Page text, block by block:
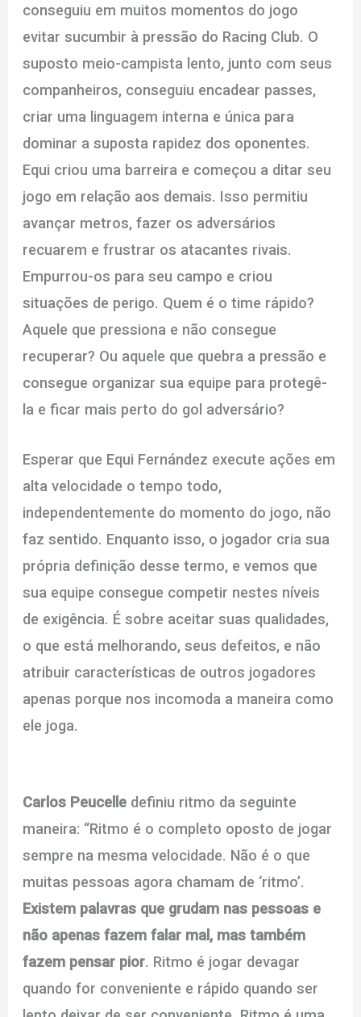
conseguiu em muitos momentos do jogo
evitar sucumbir à pressão do Racing Club. O
suposto meio-campista lento, junto com seus
companheiros, conseguiu encadear passes,
criar uma linguagem interna e única para
dominar a suposta rapidez dos oponentes.
Equi criou uma barreira e começou a ditar seu
jogo em relação aos demais. Isso permitiu
avançar metros, fazer os adversários
recuarem e frustrar os atacantes rivais.
Empurrou-os para seu campo e criou
situações de perigo. Quem é o time rápido?
Aquele que pressiona e não consegue
recuperar? Ou aquele que quebra a pressão e
consegue organizar sua equipe para protegê-
la e ficar mais perto do gol adversário?
Esperar que Equi Fernández execute ações em
alta velocidade o tempo todo,
independentemente do momento do jogo, não
faz sentido. Enquanto isso, o jogador cria sua
própria definição desse termo, e vemos que
sua equipe consegue competir nestes níveis
de exigência. É sobre aceitar suas qualidades,
o que está melhorando, seus defeitos, e não
atribuir características de outros jogadores
apenas porque nos incomoda a maneira como
ele joga.
Carlos Peucelle definiu ritmo da seguinte
maneira: “Ritmo é o completo oposto de jogar
sempre na mesma velocidade. Não é o que
muitas pessoas agora chamam de ‘ritmo’.
Existem palavras que grudam nas pessoas e
não apenas fazem falar mal, mas também
fazem pensar pior. Ritmo é jogar devagar
quando for conveniente e rápido quando ser